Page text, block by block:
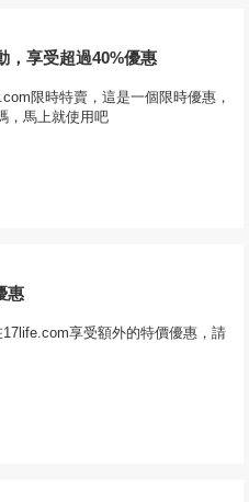
，享受超過40%優惠
限時特賣，這是一個限時優惠，
，馬上就使用吧
惠
享受額外的特價優惠，請